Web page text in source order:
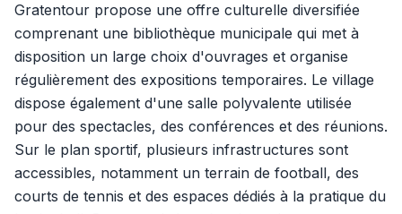
Gratentour propose une offre culturelle diversifiée
comprenant une bibliothèque municipale qui met à
disposition un large choix d'ouvrages et organise
régulièrement des expositions temporaires. Le village
dispose également d'une salle polyvalente utilisée
pour des spectacles, des conférences et des réunions.
Sur le plan sportif, plusieurs infrastructures sont
accessibles, notamment un terrain de football, des
courts de tennis et des espaces dédiés à la pratique du